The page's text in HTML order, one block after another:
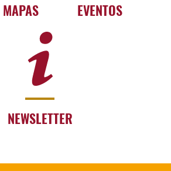
EVENTOS
NEWSLETTER